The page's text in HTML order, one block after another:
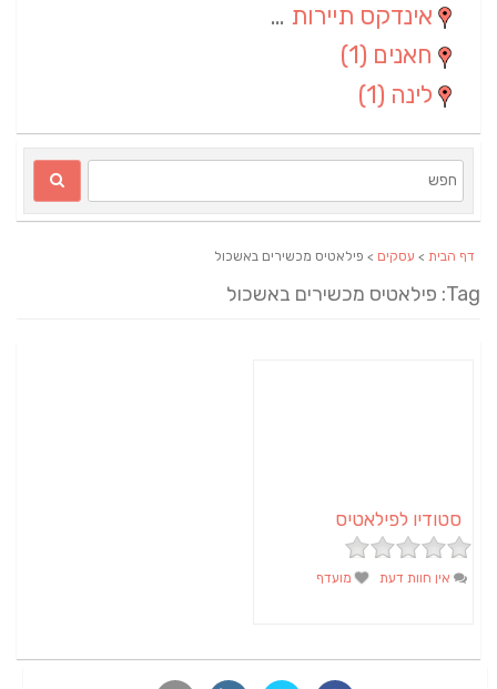
אינדקס תיירות ארצי
חאנים(1)
לינה(1)
דף הבית>עסקים> פילאטיס מכשירים באשכול
Tag: פילאטיס מכשירים באשכול
סטודיו לפילאטיס
אין חוות דעת מועדף